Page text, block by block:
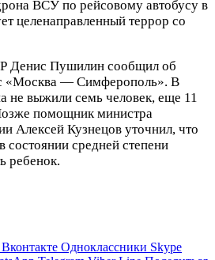
ВСУ по рейсовому автобусу в
целенаправленный террор со
Денис Пушилин сообщил об
«Москва — Симферополь». В
не выжили семь человек, еще 11
помощник министра
Алексей Кузнецов уточнил, что
состоянии средней степени
ребенок.
Вконтакте Одноклассники Skype